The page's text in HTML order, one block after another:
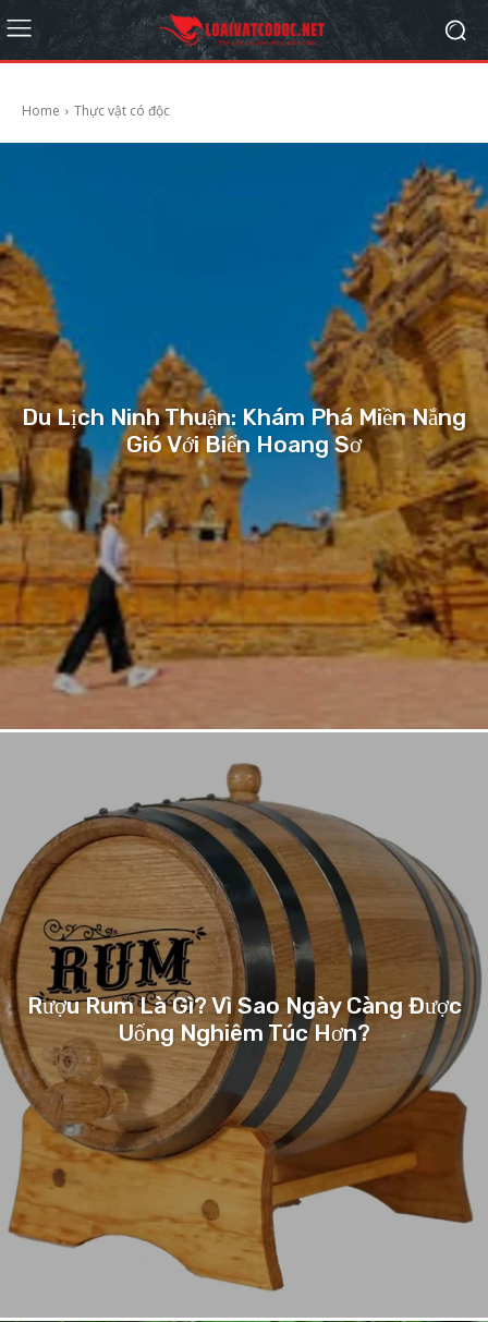
Home Thực vật có độc
Du Lịch Ninh Thuận: Khám Phá Miền Nắng
Gió Với Biển Hoang Sơ
Rượu Rum Là Gì? Vì Sao Ngày Càng Được
Uống Nghiêm Túc Hơn?